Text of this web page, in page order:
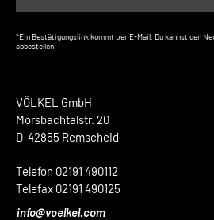
VÖLKEL GmbH
Morsbachtalstr. 20
D-42855 Remscheid
Telefon 02191 490112
Telefax 02191 490125
info@voelkel.com
*Ein Bestätigungslink kommt per E-Mail. Du kannst den
abbestellen.